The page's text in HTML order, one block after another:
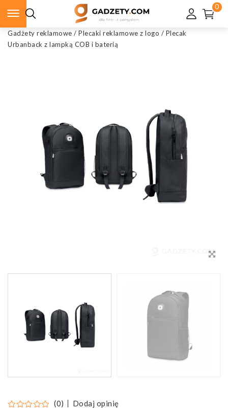
0
Gadżety reklamowe / Plecaki reklamowe z logo / Plecak
Urbanback z lampką COB i baterią
(0) Dodaj opinię